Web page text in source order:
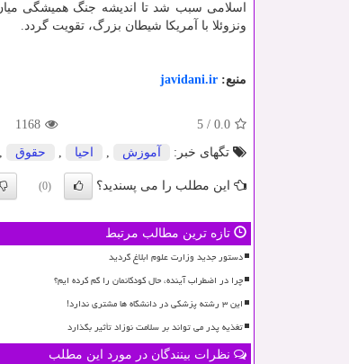
اسلامی سبب شد تا اندیشه جنگ همیشگی
ونزوئلا با آمریکا شیطان بزرگ، تقویت گردد.
منبع: javidani.ir
0.0
/
5
1168
تگهای خبر:
آموزش احیا حقوق
این مطلب را می پسندید؟ (0)
تازه ترین مطالب مرتبط
دستور جدید وزارت علوم ابلاغ گردید
چرا در اضطراب آینده، حال کودکانمان را گم کرده ایم؟
این ۳ رشته پزشکی در دانشگاه ها مشتری ندارد!
تغذیه پدر می تواند بر سلامت نوزاد تأثیر بگذارد
نظرات بینندگان در مورد این مطلب